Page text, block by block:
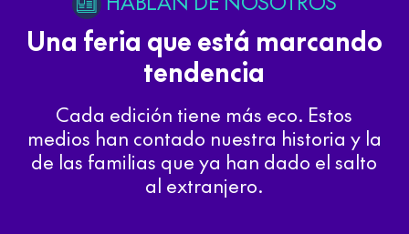
Una feria que está marcando
tendencia
Cada edición tiene más eco. Estos
medios han contado nuestra historia y la
de las familias que ya han dado el salto
al extranjero.